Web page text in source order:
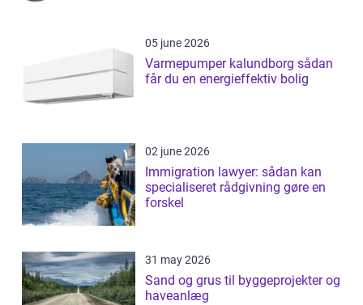
05 june 2026
Varmepumper kalundborg sådan
får du en energieffektiv bolig
02 june 2026
Immigration lawyer: sådan kan
specialiseret rådgivning gøre en
forskel
31 may 2026
Sand og grus til byggeprojekter og
haveanlæg